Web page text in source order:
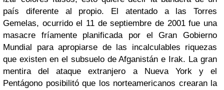
país diferente al propio. El atentado a las Torres
Gemelas, ocurrido el 11 de septiembre de 2001 fue una
masacre fríamente planificada por el Gran Gobierno
Mundial para apropiarse de las incalculables riquezas
que existen en el subsuelo de Afganistán e Irak. La gran
mentira del ataque extranjero a Nueva York y el
Pentágono posibilitó que los norteamericanos crearan la